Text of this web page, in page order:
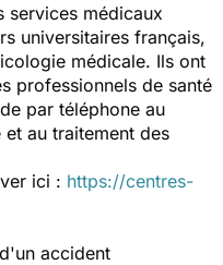
services médicaux
universitaires français,
médicale. Ils ont
professionnels de santé
par téléphone au
au traitement des
ici : https://centres-
accident